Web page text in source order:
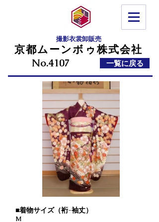
Copyright
京都ムーンボゥ株式会社
撮影衣裳卸販売
No.4107 一覧に戻る
■着物サイズ（裄-袖丈）
M